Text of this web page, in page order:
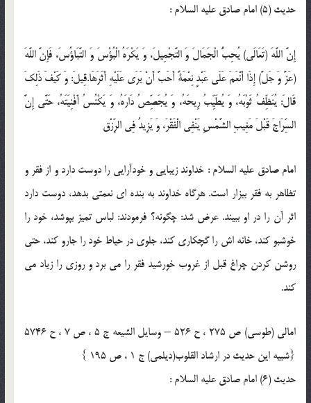
حدیث (5) امام صادق علیه السلام :
إِنَّ اللَّهَ (تَعَالَى) يُحِبُّ الْجَمَالَ وَ التَّجْمِيلَ، وَ يَكْرَهُ الْبُؤْسَ وَ التَّبَاؤُسَ، فَإِنَّ اللَّهَ
(عَزَّ وَ جَلَّ) إِذَا أَنْعَمَ عَلَى عَبْدٍ نِعْمَةً أَحَبَّ أَنْ يَرَى عَلَيْهِ أَثَرَهَا.قِيلَ: وَ كَيْفَ ذَلِكَ
قَالَ: يُنَظِّفُ ثَوْبَهُ، وَ يُطَيِّبُ رِيحَهُ، وَ يُجَصِّصُ دَارَهُ، وَ يَكْنُسُ أَفْنِيَتَهُ، حَتَّى إِنَّ
السِّرَاجَ قَبْلَ مَغِيبِ الشَّمْسِ يَنْفِي الْفَقْرَ، وَ يَزِيدُ فِي الرِّزْق‏
امام صادق علیه السلام : خداوند زيبايى و خودآرايى را دوست دارد و از فقر و
تظاهر به فقر بيزار است. هرگاه خداوند به بنده ‏اى نعمتى بدهد، دوست دارد
اثر آن را در او ببيند. عرض شد: چگونه؟ فرمودند: لباس تميز بپوشد، خود را
خوشبو كند، خانه ‏اش را گچكارى كند، جلوى در حياط خود را جارو كند، حتى
روشن كردن چراغ قبل از غروب خورشيد فقر را مى‏ برد و روزى را زياد مى
‏كند.
امالى (طوسى) ص 275 ، ح 526 – وسایل الشیعه ج 5 ، ص 7 ، ح 5746
{شبیه این حدیث در ارشاد القلوب(دیلمی) ج 1 ، ص 195 }
حدیث (6) امام صادق علیه السلام :